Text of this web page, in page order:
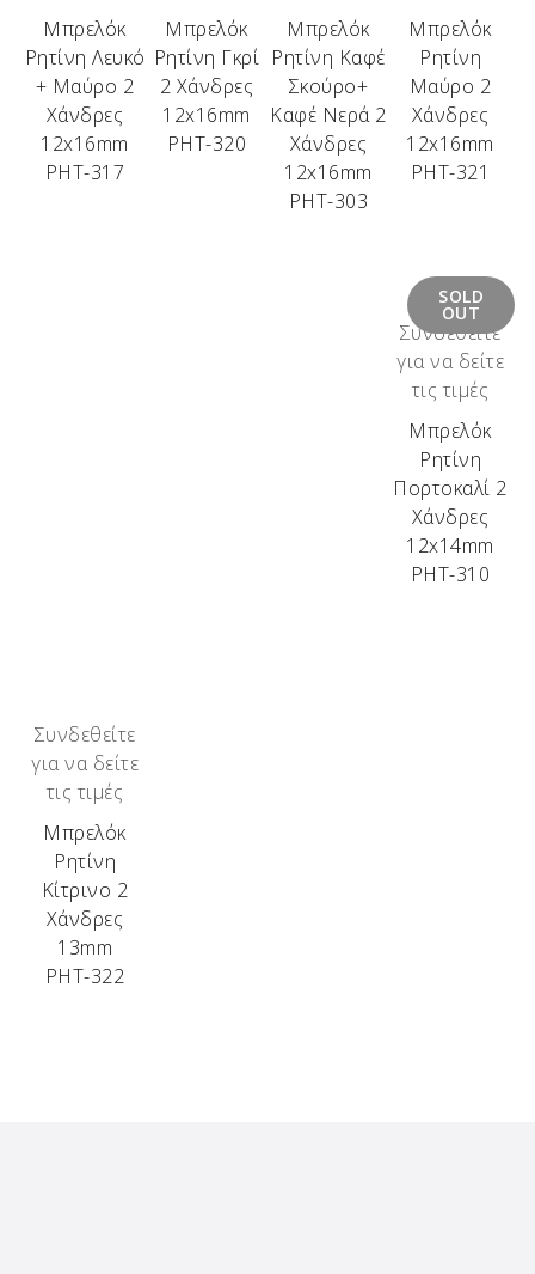
Μπρελόκ
Ρητίνη Λευκό
+ Μαύρο 2
Χάνδρες
12x16mm
ΡΗΤ-317
Μπρελόκ
Ρητίνη Γκρί
2 Χάνδρες
12x16mm
ΡΗΤ-320
Μπρελόκ
Ρητίνη Καφέ
Σκούρο+
Καφέ Νερά 2
Χάνδρες
12x16mm
ΡΗΤ-303
Μπρελόκ
Ρητίνη
Μαύρο 2
Χάνδρες
12x16mm
ΡΗΤ-321
SOLD
OUT
Συνδεθείτε
για να δείτε
τις τιμές
Μπρελόκ
Ρητίνη
Πορτοκαλί 2
Χάνδρες
12x14mm
ΡΗΤ-310
Συνδεθείτε
για να δείτε
τις τιμές
Μπρελόκ
Ρητίνη
Κίτρινο 2
Χάνδρες
13mm
ΡΗΤ-322